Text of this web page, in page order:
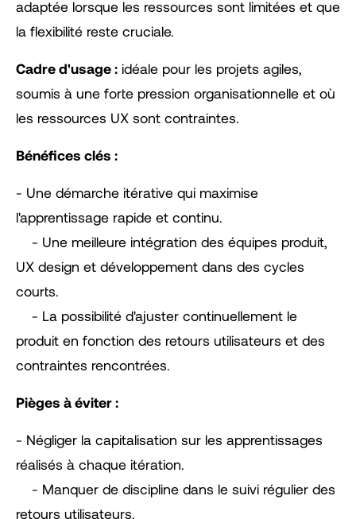
adaptée lorsque les ressources sont limitées et que
la flexibilité reste cruciale.
Cadre d'usage : idéale pour les projets agiles,
soumis à une forte pression organisationnelle et où
les ressources UX sont contraintes.
Bénéfices clés :
- Une démarche itérative qui maximise
l'apprentissage rapide et continu.
- Une meilleure intégration des équipes produit,
UX design et développement dans des cycles
courts.
- La possibilité d'ajuster continuellement le
produit en fonction des retours utilisateurs et des
contraintes rencontrées.
Pièges à éviter :
- Négliger la capitalisation sur les apprentissages
réalisés à chaque itération.
- Manquer de discipline dans le suivi régulier des
retours utilisateurs.